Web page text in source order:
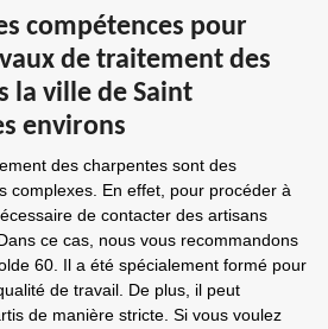
compétences pour
de traitement des
la ville de Saint
environs
des charpentes sont des
complexes. En effet, pour procéder à
de contacter des artisans
ce cas, nous vous recommandons
60. Il a été spécialement formé pour
de travail. De plus, il peut
de manière stricte. Si vous voulez